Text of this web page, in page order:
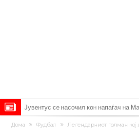
Јувентус се насочил кон напаѓач на
Модриќ откри што го натерало да
Дома Фудбал
Легендарниот голман